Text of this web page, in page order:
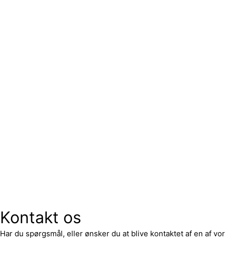
Kontakt os
Har du spørgsmål, eller ønsker du at blive kontaktet af en af